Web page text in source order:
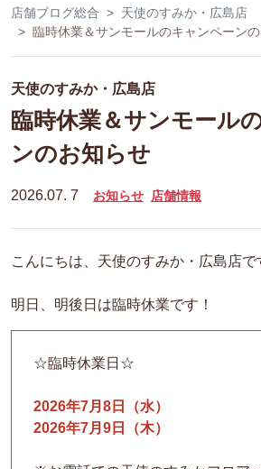
店舗ブログ総合
天使のすみか・広島店
臨時休業＆サンモールのキャンペーン
天使のすみか・広島店
臨時休業＆サンモール
ンのお知らせ
2026.07. 7 お知らせ 店舗情報
こんにちは、天使のすみか・広島店で
明日、明後日は臨時休業です！
☆臨時休業日☆
2026年7月8日（水）
2026年7月9日（木）